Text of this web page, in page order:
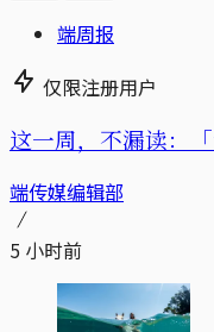
端周报
仅限注册用户
这一周，不漏读：
端传媒编辑部
5 小时前